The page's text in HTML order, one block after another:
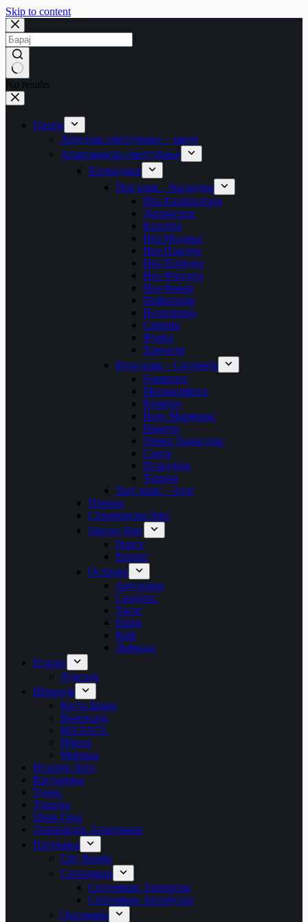
Skip to content
No results
Грција
Хотелско сместување – закуп
Апартманско сместување
Халкидики
Прв крак – Касандра
Неа Каликратија
Дионисиос
Калитеа
Неа Модања
Неа Плагија
Неа Потидеа
Неа Флогита
Неа Фокеа
Пефкохори
Полихроно
Сивири
Фурка
Ханиоти
Втор крак – Ситонија
Геракини
Метаморфоси
Вурвуру
Неос Мармарас
Никити
Ормос Панагијас
Сарти
Псакудија
Торони
Трет крак – Атос
Пиериа
Стримонски брег
Јонски брег
Парга
Врахос
Острови
Амулиани
Скијатос
Тасос
Евија
Крф
Лефкада
Египет
Хургада
Шпанија
Коста Брава
Валенсија
МАЛАГА
Ибица
Мајорка
Италија Лето
Крстарења
Тунис
Турција
Црна Гора
Лазаревски Апартмани
Патувања
City Breaks
Септември
Септември Авионски
Септември Автобуски
Октомври